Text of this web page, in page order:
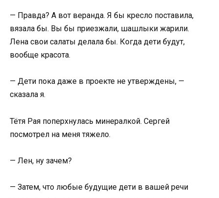
— Правда? А вот веранда. Я бы кресло поставила,
вязала бы. Вы бы приезжали, шашлыки жарили.
Лена свои салаты делала бы. Когда дети будут,
вообще красота.
— Дети пока даже в проекте не утверждены, —
сказала я.
Тётя Рая поперхнулась минералкой. Сергей
посмотрел на меня тяжело.
— Лен, ну зачем?
— Затем, что любые будущие дети в вашей речи